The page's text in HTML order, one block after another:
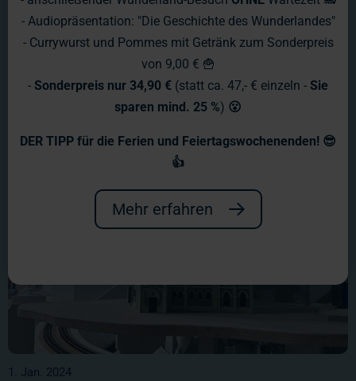
und Infos aus dem Wunderland -
"druckfrisch" jeden Montag!
1. Jan. 2024
- Audiopräsentation: "Die Geschichte des Wunderlandes"
- Currywurst und Pommes mit Getränk zum Sonderpreis
von 9,00 € 🍟
- Sonderpreis nur 34,90 € (statt ca. 47,- € einzeln - Sie
sparen mind. 25 %) 😮
DER TIPP für die Ferien und Feiertagswochenenden! 😎
👍
Mehr erfahren